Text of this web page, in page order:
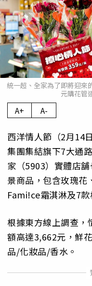
統一超、全家為了即將迎來
元購花管
A+ A-
西洋情人節（2月14
集團集結旗下7大通
家（5903）實體店
景商品，包含玫瑰花
Fami!ce霜淇淋及7款
根據東方線上調查，
額高達3,662元，鮮
品/化妝品/香水。